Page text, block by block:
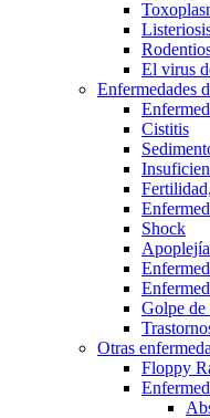
El virus
Enfermedades
Cistitis
Shock
Golpe de
Otras
Floppy